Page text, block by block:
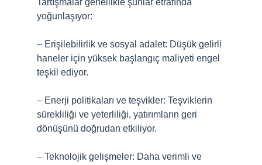
Tartışmalar genellikle şunlar etrafında
yoğunlaşıyor:
– Erişilebilirlik ve sosyal adalet: Düşük gelirli
haneler için yüksek başlangıç maliyeti engel
teşkil ediyor.
– Enerji politikaları ve teşvikler: Teşviklerin
sürekliliği ve yeterliliği, yatırımların geri
dönüşünü doğrudan etkiliyor.
– Teknolojik gelişmeler: Daha verimli ve